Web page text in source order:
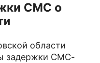
СМС о
области
задержки СМС-